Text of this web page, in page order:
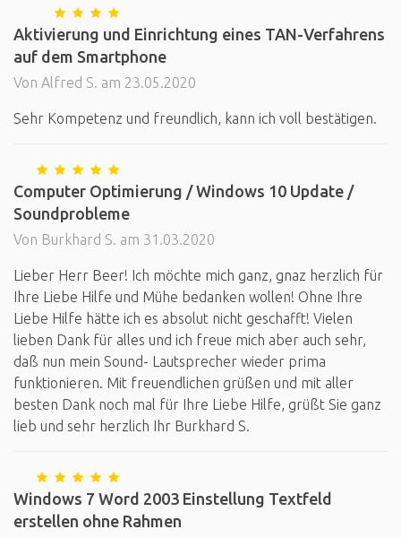
Aktivierung und Einrichtung eines TAN-Verfahrens
auf dem Smartphone
Von Alfred S. am 23.05.2020
Sehr Kompetenz und freundlich, kann ich voll bestätigen.
Computer Optimierung / Windows 10 Update /
Soundprobleme
Von Burkhard S. am 31.03.2020
Lieber Herr Beer! Ich möchte mich ganz, gnaz herzlich für
Ihre Liebe Hilfe und Mühe bedanken wollen! Ohne Ihre
Liebe Hilfe hätte ich es absolut nicht geschafft! Vielen
lieben Dank für alles und ich freue mich aber auch sehr,
daß nun mein Sound- Lautsprecher wieder prima
funktionieren. Mit freuendlichen grüßen und mit aller
besten Dank noch mal für Ihre Liebe Hilfe, grüßt Sie ganz
lieb und sehr herzlich Ihr Burkhard S.
Windows 7 Word 2003 Einstellung Textfeld
erstellen ohne Rahmen